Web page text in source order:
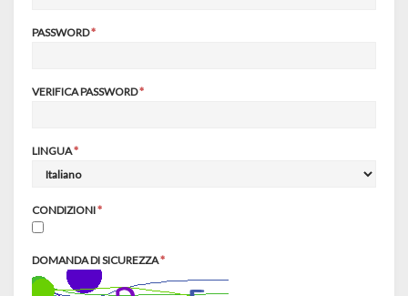
PASSWORD
VERIFICA PASSWORD
LINGUA
CONDIZIONI
DOMANDA DI SICUREZZA